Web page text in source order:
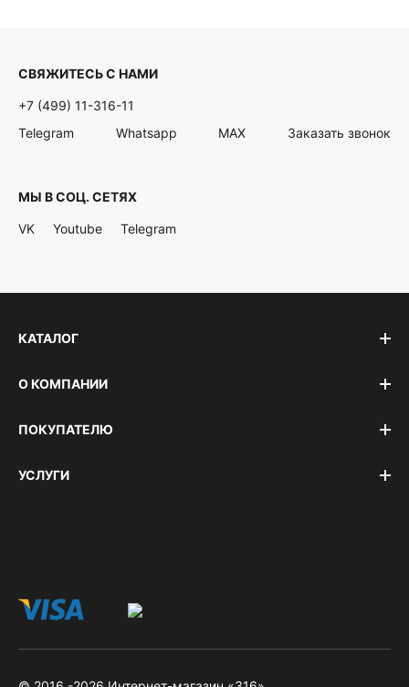
СВЯЖИТЕСЬ С НАМИ
+7 (499) 11-316-11
Telegram
Whatsapp MAX Заказать звонок
МЫ В СОЦ. СЕТЯХ
VK Youtube Telegram
КАТАЛОГ
О КОМПАНИИ
ПОКУПАТЕЛЮ
УСЛУГИ